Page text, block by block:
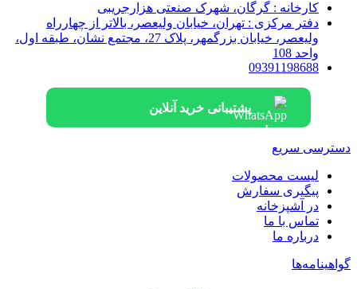
کارخانه : گرگان، شهرک صنعتی هزارجریبی
دفتر مرکزی : تهران، خیابان ولیعصر، بالاتر از چهارراه
ولیعصر، خیابان بزرگمهر، پلاک 27، مجتمع نشان، طبقه اول،
واحد 108
09391198688
پشتیبانی خرید آنلاین
دسترسی سریع
لیست محصولات
پیگیری سفارش
در آشپزخانه
تماس با ما
درباره ما
گواهینامه‌ها